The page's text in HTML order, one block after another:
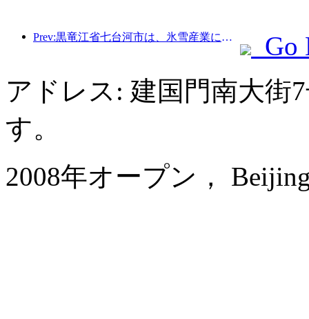
Prev:黒竜江省七台河市は、氷雪産業に関する全国初の条例を公布し、AIと氷雪スポーツの融合を奨励した。
Go
アドレス: 建国門南大街
す。
2008年オープン，